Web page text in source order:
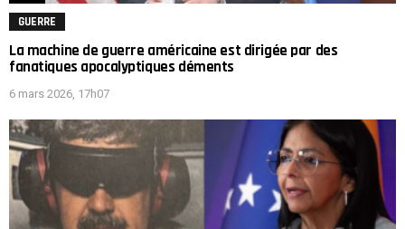
GUERRE
La machine de guerre américaine est dirigée par des
fanatiques apocalyptiques déments
6 mars 2026, 17h07